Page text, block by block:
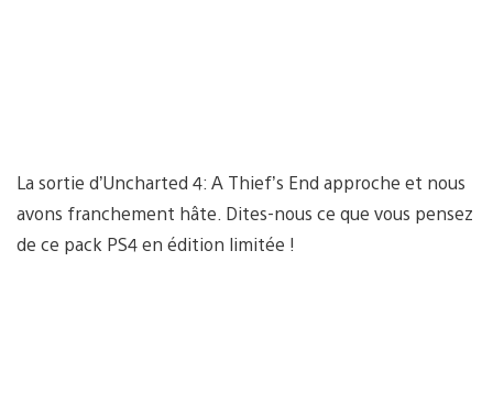
La sortie d’Uncharted 4: A Thief’s End approche et nous
avons franchement hâte. Dites-nous ce que vous pensez
de ce pack PS4 en édition limitée !